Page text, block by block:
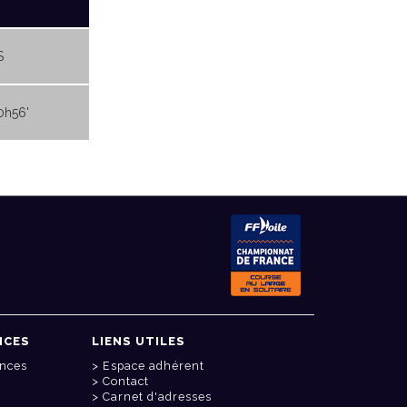
LIENS UTILES
Espace adhérent
Contact
Carnet d'adresses